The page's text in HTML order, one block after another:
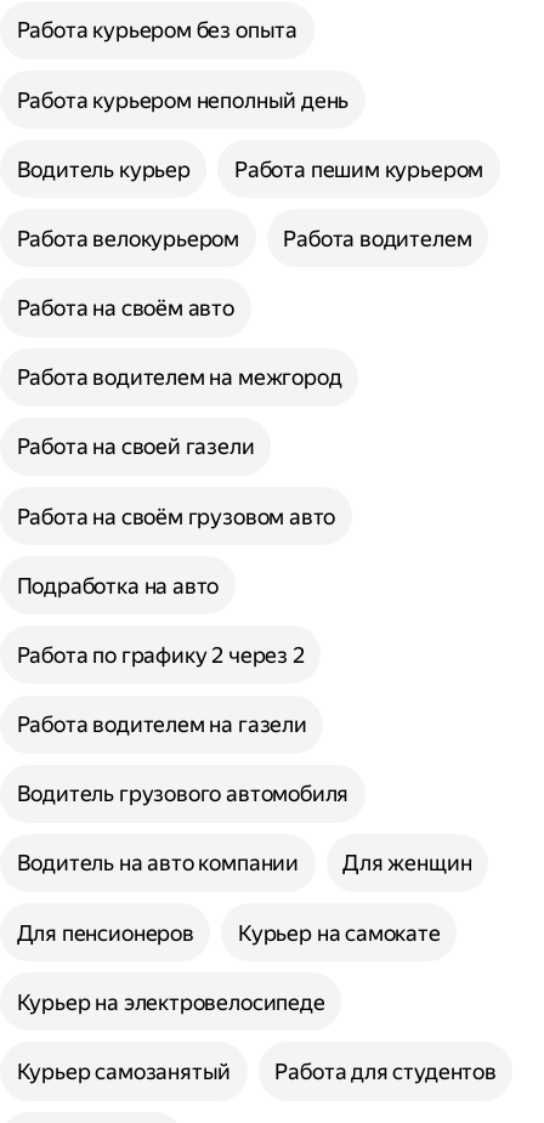
Работа курьером без опыта
Работа курьером неполный день
Водитель курьер Работа пешим курьером
Работа велокурьером Работа водителем
Работа на своём авто
Работа водителем на межгород
Работа на своей газели
Работа на своём грузовом авто
Подработка на авто
Работа по графику 2 через 2
Работа водителем на газели
Водитель грузового автомобиля
Водитель на авто компании Для женщин
Для пенсионеров Курьер на самокате
Курьер на электровелосипеде
Курьер самозанятый Работа для студентов